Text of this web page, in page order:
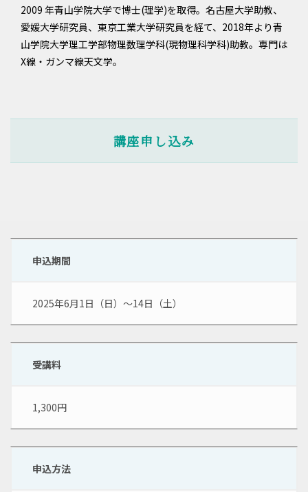
2009 年青山学院大学で博士(理学)を取得。名古屋大学助教、
愛媛大学研究員、東京工業大学研究員を経て、2018年より青
山学院大学理工学部物理数理学科(現物理科学科)助教。専門は
X線・ガンマ線天文学。
講座申し込み
申込期間
2025年6月1日（日）～14日（土）
受講料
1,300円
申込方法